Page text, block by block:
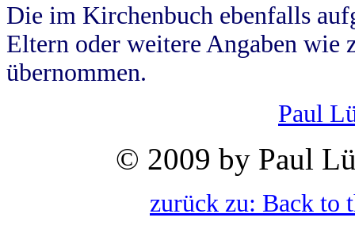
Die im Kirchenbuch ebenfalls
Eltern oder weitere Angaben wie
übernommen.
Paul
© 2009 by Paul
zurück zu: Back to